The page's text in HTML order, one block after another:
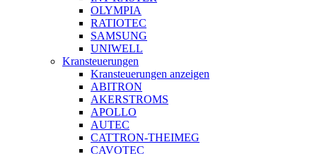
OLYMPIA
RATIOTEC
SAMSUNG
UNIWELL
Kransteuerungen
Kransteuerungen anzeigen
ABITRON
AKERSTROMS
APOLLO
AUTEC
CATTRON-THEIMEG
CAVOTEC